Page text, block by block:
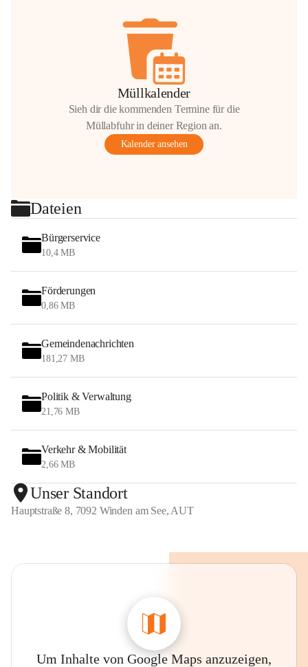
Müllkalender
Sieh dir die kommenden Termine für die
Müllabfuhr in deiner Region an.
Kalender ansehen
Dateien
Bürgerservice
10,4 MB
Förderungen
0,86 MB
Gemeindenachrichten
181,27 MB
Politik & Verwaltung
21,76 MB
Verkehr & Mobilität
2,66 MB
Unser Standort
Hauptstraße 8, 7092 Winden am See, AUT
Um Inhalte von Google Maps anzuzeigen,